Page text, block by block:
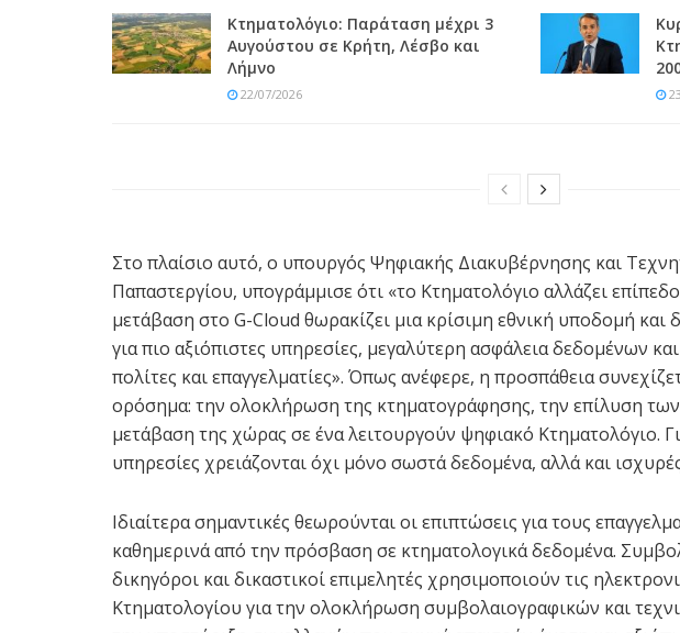
Κτηματολόγιο: Παράταση μέχρι 3
Αυγούστου σε Κρήτη, Λέσβο και
Λήμνο
22/07/2026
Στο πλαίσιο αυτό, ο υπουργός Ψηφιακής Διακυβέρνησης και
Παπαστεργίου, υπογράμμισε ότι «το Κτηματολόγιο αλλάζει
μετάβαση στο G-Cloud θωρακίζει μια κρίσιμη εθνική υποδομή και
για πιο αξιόπιστες υπηρεσίες, μεγαλύτερη ασφάλεια δεδομένων
πολίτες και επαγγελματίες». Όπως ανέφερε, η προσπάθεια
ορόσημα: την ολοκλήρωση της κτηματογράφησης, την επίλυση
μετάβαση της χώρας σε ένα λειτουργούν ψηφιακό Κτηματολόγιο.
υπηρεσίες χρειάζονται όχι μόνο σωστά δεδομένα, αλλά και
Ιδιαίτερα σημαντικές θεωρούνται οι επιπτώσεις για τους
καθημερινά από την πρόσβαση σε κτηματολογικά δεδομένα.
δικηγόροι και δικαστικοί επιμελητές χρησιμοποιούν τις
Κτηματολογίου για την ολοκλήρωση συμβολαιογραφικών και